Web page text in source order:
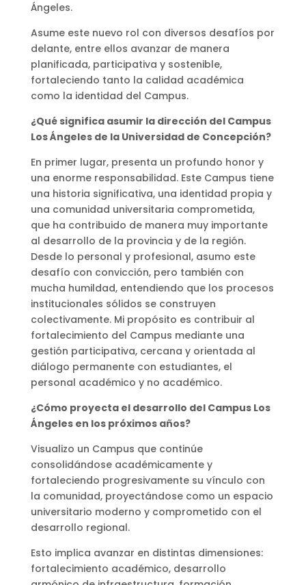
Ángeles.
Asume este nuevo rol con diversos desafíos por
delante, entre ellos avanzar de manera
planificada, participativa y sostenible,
fortaleciendo tanto la calidad académica
como la identidad del Campus.
¿Qué significa asumir la dirección del Campus
Los Ángeles de la Universidad de Concepción?
En primer lugar, presenta un profundo honor y
una enorme responsabilidad. Este Campus tiene
una historia significativa, una identidad propia y
una comunidad universitaria comprometida,
que ha contribuido de manera muy importante
al desarrollo de la provincia y de la región.
Desde lo personal y profesional, asumo este
desafío con convicción, pero también con
mucha humildad, entendiendo que los procesos
institucionales sólidos se construyen
colectivamente. Mi propósito es contribuir al
fortalecimiento del Campus mediante una
gestión participativa, cercana y orientada al
diálogo permanente con estudiantes, el
personal académico y no académico.
¿Cómo proyecta el desarrollo del Campus Los
Ángeles en los próximos años?
Visualizo un Campus que continúe
consolidándose académicamente y
fortaleciendo progresivamente su vínculo con
la comunidad, proyectándose como un espacio
universitario moderno y comprometido con el
desarrollo regional.
Esto implica avanzar en distintas dimensiones:
fortalecimiento académico, desarrollo